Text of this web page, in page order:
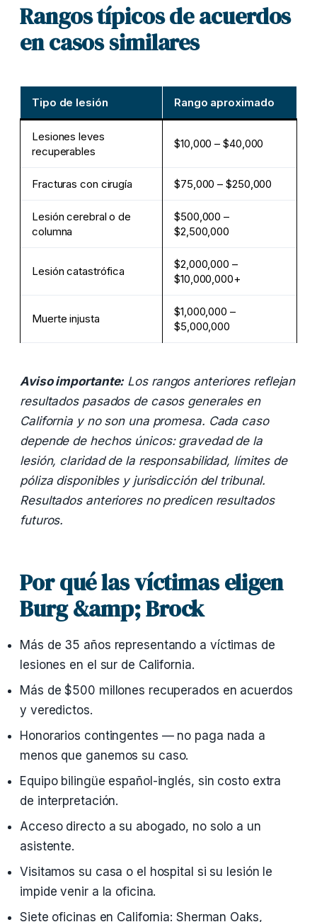
Rangos típicos de acuerdos
en casos similares
Tipo de lesión Rango aproximado
Lesiones leves
recuperables
$10,000 – $40,000
Fracturas con cirugía $75,000 – $250,000
Lesión cerebral o de
columna
$500,000 –
$2,500,000
Lesión catastrófica
$2,000,000 –
$10,000,000+
Muerte injusta
$1,000,000 –
$5,000,000
Aviso importante:Los rangos anteriores reflejan
resultados pasados de casos generales en
California y no son una promesa. Cada caso
depende de hechos únicos: gravedad de la
lesión, claridad de la responsabilidad, límites de
póliza disponibles y jurisdicción del tribunal.
Resultados anteriores no predicen resultados
futuros.
Por qué las víctimas eligen
Burg &amp; Brock
Más de 35 años representando a víctimas de
lesiones en el sur de California.
Más de $500 millones recuperados en acuerdos
y veredictos.
Honorarios contingentes — no paga nada a
menos que ganemos su caso.
Equipo bilingüe español-inglés, sin costo extra
de interpretación.
Acceso directo a su abogado, no solo a un
asistente.
Visitamos su casa o el hospital si su lesión le
impide venir a la oficina.
Siete oficinas en California: Sherman Oaks,